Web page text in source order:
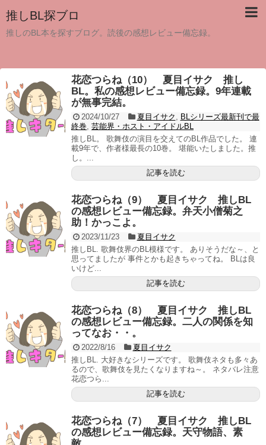
推しBL探ブロ
推しのBL本を探すブログ。読後の感想レビュー備忘録。
花恋つらね（10） 夏目イサク 推し
BL。私の感想レビュー備忘録。9年連載
が無事完結。
2024/10/27 夏目イサク , BLシリーズ最新刊で最
終巻, 芸能界・ホスト・アイドルBL
推しBL。 歌舞伎の演目を交えてのBL作品でした。 連
載9年で、作者様最長の10巻。 堪能いたしました。推
し。...
記事を読む
花恋つらね（9） 夏目イサク 推しBL
の感想レビュー備忘録。弁天小僧菊之
助！かっこよ。
2023/11/23
夏目イサク
推しBL. 歌舞伎界のBL模様です。 ありそうだな～、と
思ってましたが 事件とかも起きちゃってね。 BLは良
いけど...
記事を読む
花恋つらね（8） 夏目イサク 推しBL
の感想レビュー備忘録。二人の関係を知
ってなお・・。
2022/8/16
夏目イサク
推しBL. 大好きなシリーズです。 歌舞伎ネタも多々あ
るので、歌舞伎を見たくなりますね～。 ネタバレ注意
花恋つら...
記事を読む
花恋つらね（7） 夏目イサク 推しBL
の感想レビュー備忘録。天守物語、素